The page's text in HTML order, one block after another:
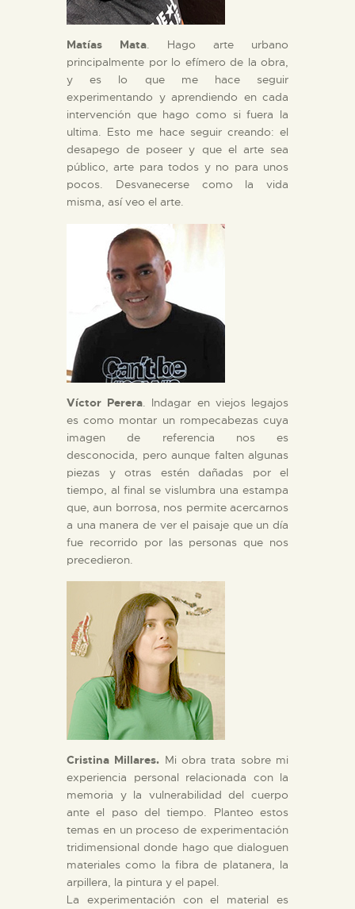
Matías Mata. Hago arte urbano
principalmente por lo efímero de la obra,
y es lo que me hace seguir
experimentando y aprendiendo en cada
intervención que hago como si fuera la
ultima. Esto me hace seguir creando: el
desapego de poseer y que el arte sea
público, arte para todos y no para unos
pocos. Desvanecerse como la vida
misma, así veo el arte.
Víctor Perera . Indagar en viejos legajos
es como montar un rompecabezas cuya
imagen de referencia nos es
desconocida, pero aunque falten algunas
piezas y otras estén dañadas por el
tiempo, al final se vislumbra una estampa
que, aun borrosa, nos permite acercarnos
a una manera de ver el paisaje que un día
fue recorrido por las personas que nos
precedieron.
Cristina Millares. Mi obra trata sobre mi
experiencia personal relacionada con la
memoria y la vulnerabilidad del cuerpo
ante el paso del tiempo. Planteo estos
temas en un proceso de experimentación
tridimensional donde hago que dialoguen
materiales como la fibra de platanera, la
arpillera, la pintura y el papel.
La experimentación con el material es